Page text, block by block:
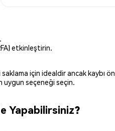
etkinleştirin.
için idealdir ancak
uygun seçeneği seçin.
Yapabilirsiniz?